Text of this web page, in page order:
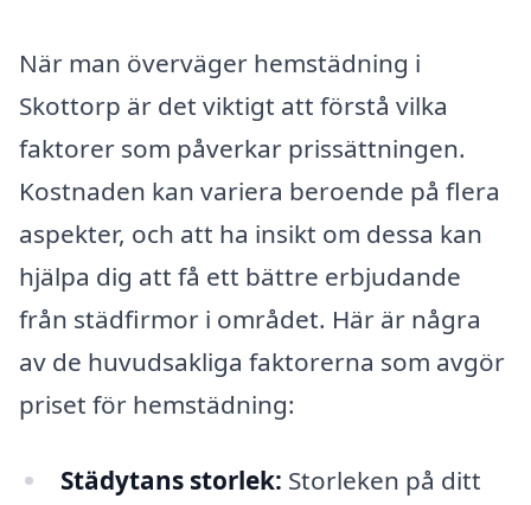
När man överväger hemstädning i
Skottorp är det viktigt att förstå vilka
faktorer som påverkar prissättningen.
Kostnaden kan variera beroende på flera
aspekter, och att ha insikt om dessa kan
hjälpa dig att få ett bättre erbjudande
från städfirmor i området. Här är några
av de huvudsakliga faktorerna som avgör
priset för hemstädning:
Städytans storlek: Storleken på ditt